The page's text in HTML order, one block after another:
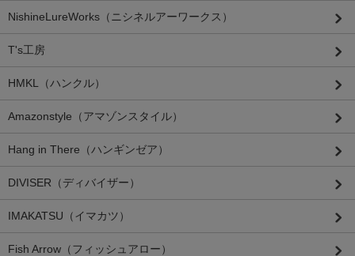
NishineLureWorks（ニシネルアーワークス）
T's工房
HMKL（ハンクル）
Amazonstyle（アマゾンスタイル）
Hang in There（ハンギンゼア）
DIVISER（ディバイザー）
IMAKATSU（イマカツ）
Fish Arrow（フィッシュアロー）